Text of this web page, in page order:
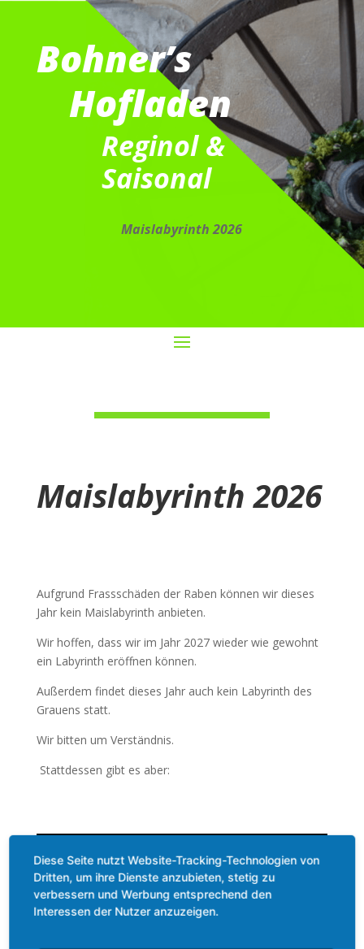
Bohner’s
Hofladen
Reginol &
Saisonal
Maislabyrinth 2026
Maislabyrinth 2026
Aufgrund Frassschäden der Raben können wir dieses
Jahr kein Maislabyrinth anbieten.
Wir hoffen, dass wir im Jahr 2027 wieder wie gewohnt
ein Labyrinth eröffnen können.
Außerdem findet dieses Jahr auch kein Labyrinth des
Grauens statt.
Wir bitten um Verständnis.
Stattdessen gibt es aber:
Diese Seite nutzt Website-Tracking-Technologien von
Dritten, um ihre Dienste anzubieten, stetig zu
verbessern und Werbung entsprechend den
Interessen der Nutzer anzuzeigen.